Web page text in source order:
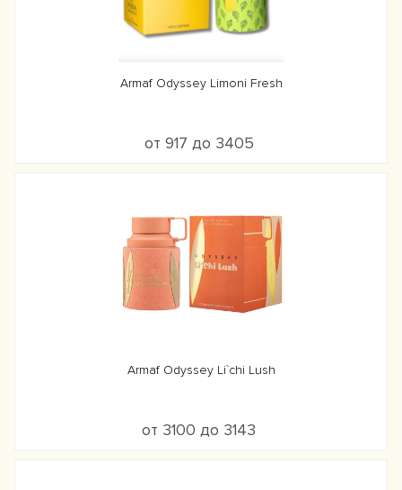
Armaf Odyssey Limoni Fresh
от 917 до 3405
Armaf Odyssey Li`chi Lush
от 3100 до 3143